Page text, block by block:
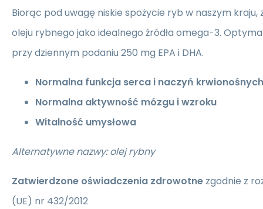
Biorąc pod uwagę niskie spożycie ryb w naszym
oleju rybnego jako idealnego źródła omega-3.
przy dziennym podaniu 250 mg EPA i DHA.
Normalna funkcja serca i naczyń krwionośnych
Normalna aktywność mózgu i wzroku
Witalność umysłowa
Alternatywne nazwy: olej rybny
Zatwierdzone oświadczenia zdrowotne zgodnie z
(UE) nr 432/2012